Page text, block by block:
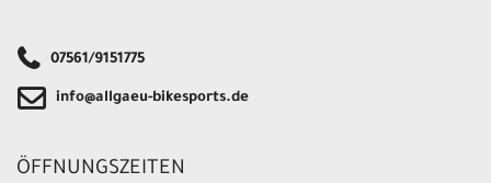
07561/9151775
info@allgaeu-bikesports.de
ÖFFNUNGSZEITEN